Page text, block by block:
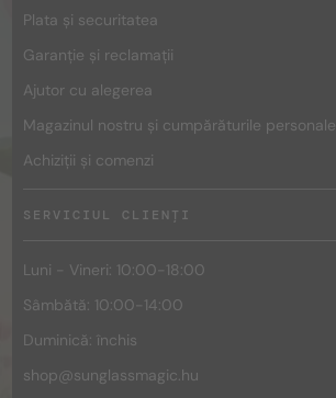
Plata și securitatea
Garanție și reclamații
Ajutor cu alegerea
Magazinul nostru și cumpărăturile personale
Achiziții și comenzi
SERVICIUL CLIENȚI
Luni - Vineri: 10:00-18:00
Sâmbătă: 10:00-14:00
Duminică: închis
shop@sunglassmagic.hu